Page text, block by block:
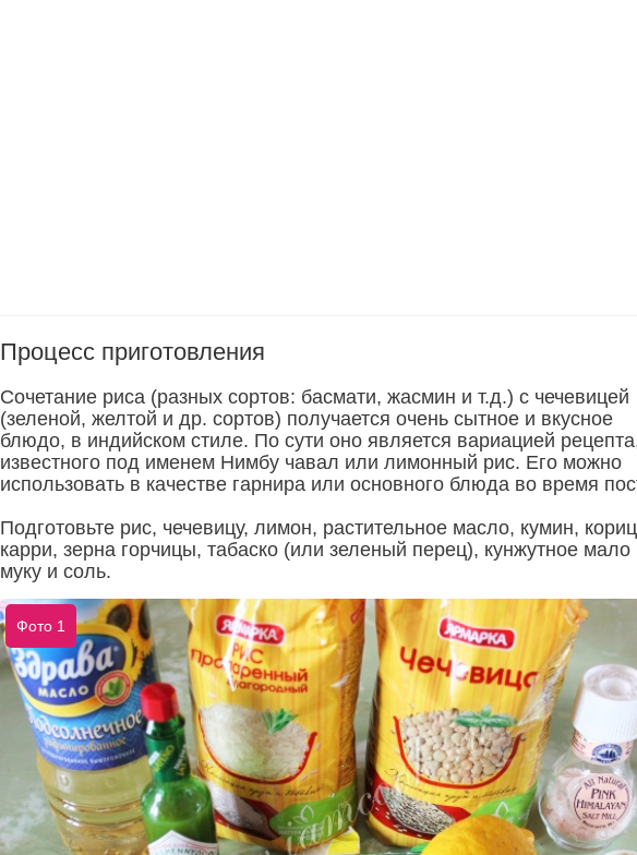
Процесс приготовления
Сочетание риса (разных сортов: басмати, жасмин и т.д.) с чечевицей
(зеленой, желтой и др. сортов) получается очень сытное и вкусное
блюдо, в индийском стиле. По сути оно является вариацией
известного под именем Нимбу чавал или лимонный рис. Его можно
использовать в качестве гарнира или основного блюда во время
Подготовьте рис, чечевицу, лимон, растительное масло, кумин,
карри, зерна горчицы, табаско (или зеленый перец), кунжутное мало
муку и соль.
Фото 1